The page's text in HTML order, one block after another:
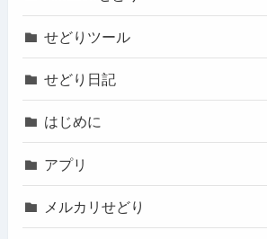
せどりツール
せどり日記
はじめに
アプリ
メルカリせどり